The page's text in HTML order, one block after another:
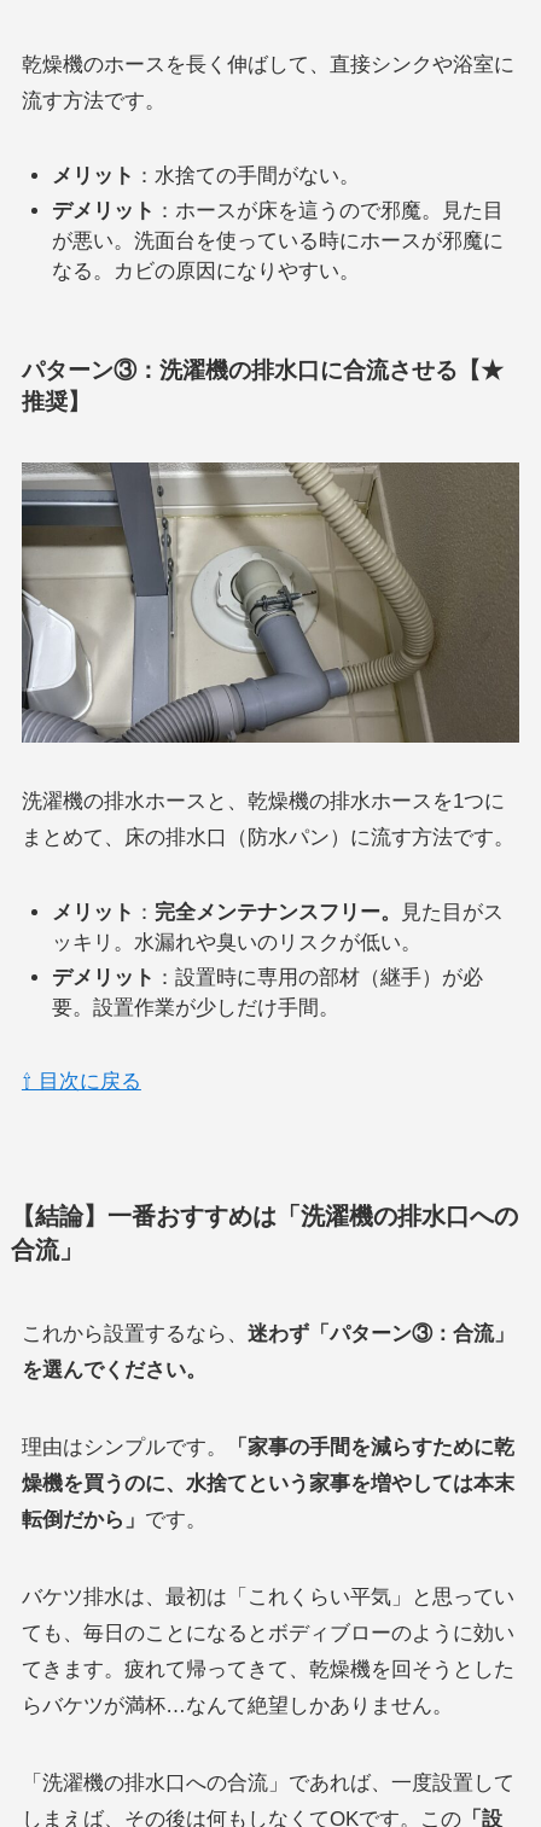
乾燥機のホースを長く伸ばして、直接シンクや浴室に
流す方法です。
メリット ：水捨ての手間がない。
デメリット ：ホースが床を這うので邪魔。見た目
が悪い。洗面台を使っている時にホースが邪魔に
なる。カビの原因になりやすい。
パターン③：洗濯機の排水口に合流させる【★
推奨】
洗濯機の排水ホースと、乾燥機の排水ホースを1つに
まとめて、床の排水口（防水パン）に流す方法です。
メリット ： 完全メンテナンスフリー。
見た目がス
ッキリ。水漏れや臭いのリスクが低い。
デメリット ：設置時に専用の部材（継手）が必
要。設置作業が少しだけ手間。
⇧ 目次に戻る
【結論】一番おすすめは「洗濯機の排水口への
合流」
これから設置するなら、 迷わず「パターン③：合流」
を選んでください。
理由はシンプルです。
「家事の手間を減らすために乾
燥機を買うのに、水捨てという家事を増やしては本末
転倒だから」 です。
バケツ排水は、最初は「これくらい平気」と思ってい
ても、毎日のことになるとボディブローのように効い
てきます。疲れて帰ってきて、乾燥機を回そうとした
らバケツが満杯…なんて絶望しかありません。
「洗濯機の排水口への合流」であれば、一度設置して
しまえば、その後は何もしなくてOKです。この「設